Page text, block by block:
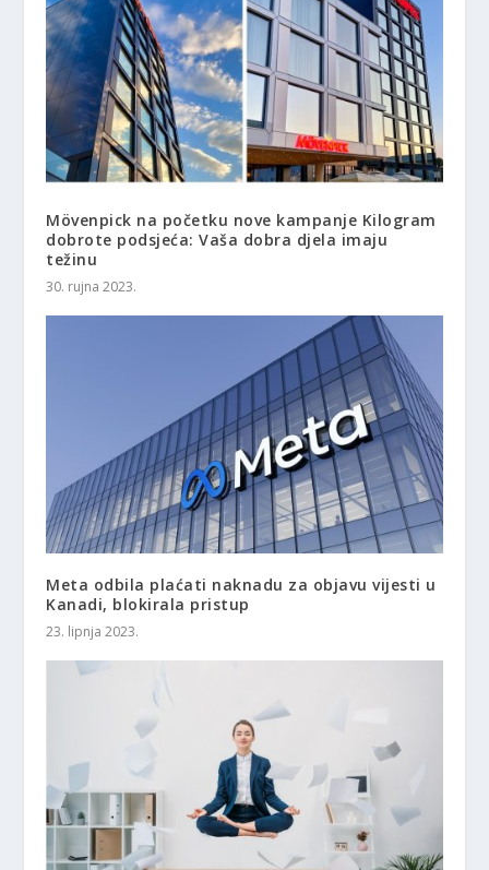
Mövenpick na početku nove kampanje Kilogram
dobrote podsjeća: Vaša dobra djela imaju
težinu
30. rujna 2023.
Meta odbila plaćati naknadu za objavu vijesti u
Kanadi, blokirala pristup
23. lipnja 2023.